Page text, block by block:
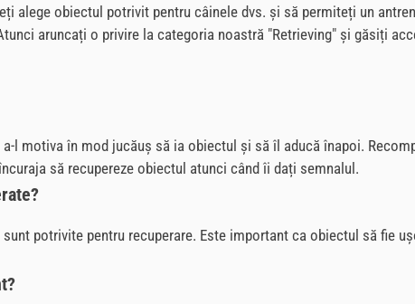
alege obiectul potrivit pentru câinele dvs. și să permiteți un
aruncați o privire la categoria noastră "Retrieving" și găsiți
l motiva în mod jucăuș să ia obiectul și să îl aducă înapoi.
să recupereze obiectul atunci când îi dați semnalul.
potrivite pentru recuperare. Este important ca obiectul să fie